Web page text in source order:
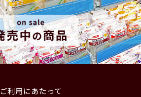
ご利用にあたって